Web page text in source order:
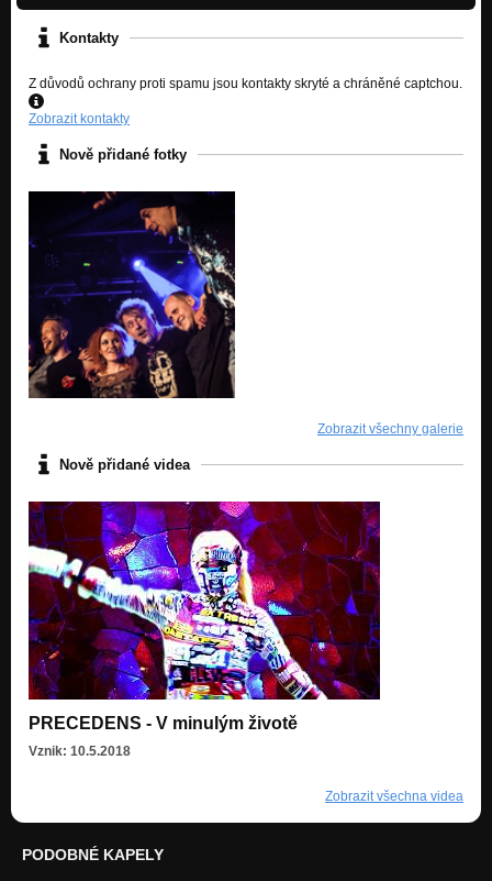
Kontakty
Z důvodů ochrany proti spamu jsou kontakty skryté a chráněné captchou.
Zobrazit kontakty
Nově přidané fotky
Zobrazit všechny galerie
Nově přidané videa
PRECEDENS - V minulým životě
Vznik: 10.5.2018
Zobrazit všechna videa
PODOBNÉ KAPELY